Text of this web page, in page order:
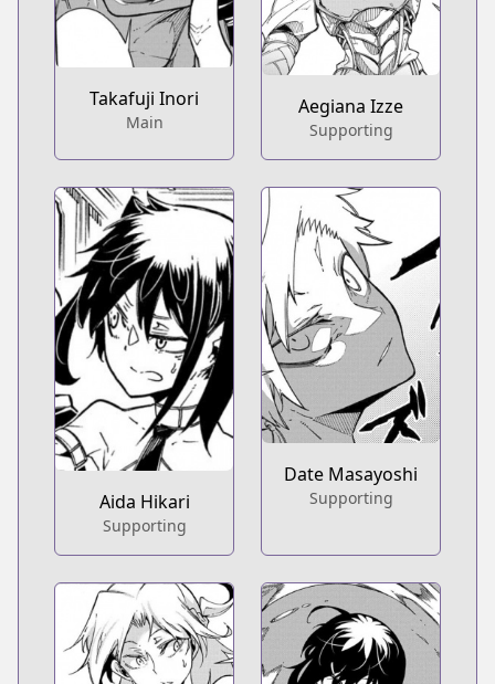
Takafuji Inori
Main
Aegiana Izze
Supporting
Aida Hikari
Supporting
Date Masayoshi
Supporting